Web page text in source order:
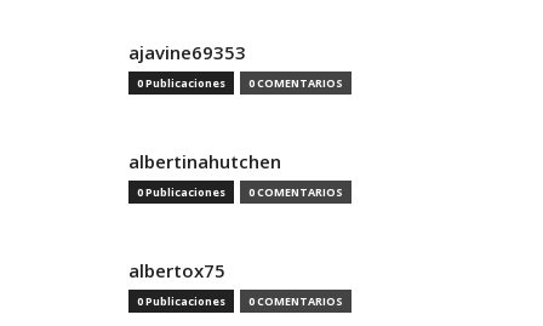
ajavine69353
0 Publicaciones 0 COMENTARIOS
albertinahutchen
0 Publicaciones 0 COMENTARIOS
albertox75
0 Publicaciones 0 COMENTARIOS